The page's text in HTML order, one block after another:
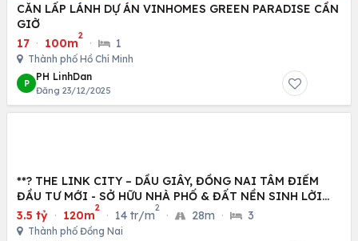
CĂN LẤP LÁNH DỰ ÁN VINHOMES GREEN PARADISE CẦN
GIỜ
17 · 100m
2
· 1
Thành phố Hồ Chí Minh
P
PH LinhDan
Đăng 23/12/2025
**? THE LINK CITY – DẦU GIÂY, ĐỒNG NAI TÂM ĐIỂM
ĐẦU TƯ MỚI - SỞ HỮU NHÀ PHỐ & ĐẤT NỀN SINH LỜI
CAO
3.5 tỷ · 120m
2
· 14 tr/m
2
· 28m · 3
Thành phố Đồng Nai